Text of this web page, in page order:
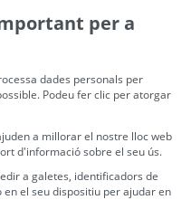
per a
dades personals per
Podeu fer clic per atorgar
a millorar el nostre lloc web
d'informació sobre el seu ús.
a galetes, identificadors de
el seu dispositiu per ajudar en